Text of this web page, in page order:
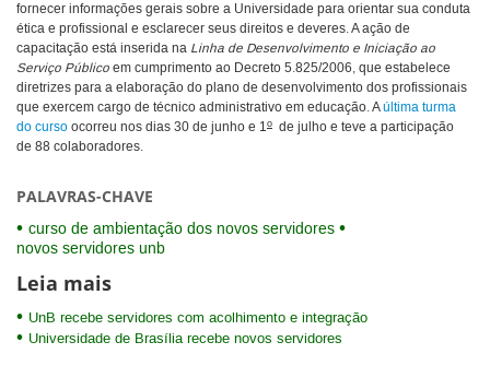
fornecer informações gerais sobre a Universidade para orientar sua conduta
ética e profissional e esclarecer seus direitos e deveres. A ação de
capacitação está inserida na Linha de Desenvolvimento e Iniciação ao
Serviço Público em cumprimento ao Decreto 5.825/2006, que estabelece
diretrizes para a elaboração do plano de desenvolvimento dos profissionais
que exercem cargo de técnico administrativo em educação. Aúltima turma
do curso ocorreu nos dias 30 de junho e 1o de julho e teve a participação
de 88 colaboradores.
PALAVRAS-CHAVE
curso de ambientação dos novos servidores
novos servidores unb
Leia mais
UnB recebe servidores com acolhimento e integração
Universidade de Brasília recebe novos servidores